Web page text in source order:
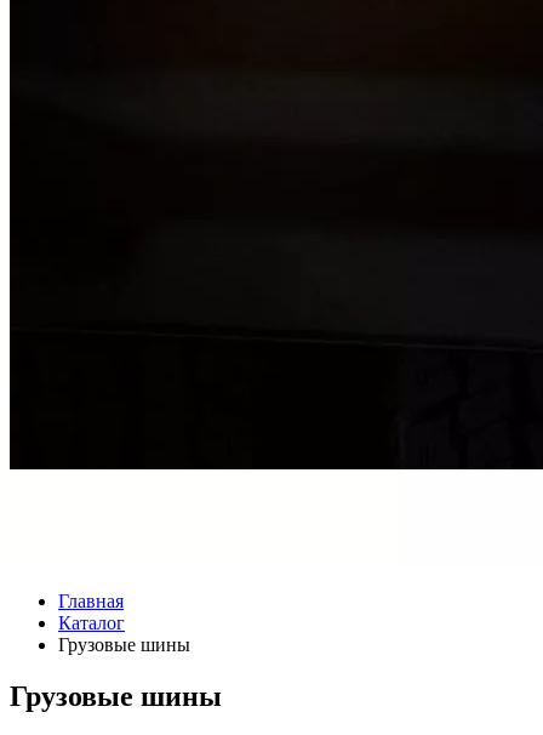
Главная
Каталог
Грузовые шины
Грузовые шины